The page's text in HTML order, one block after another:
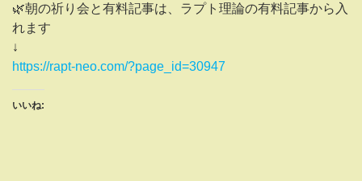
🌿朝の祈り会と有料記事は、ラプト理論の有料記事から入
れます
↓
https://rapt-neo.com/?page_id=30947
いいね: